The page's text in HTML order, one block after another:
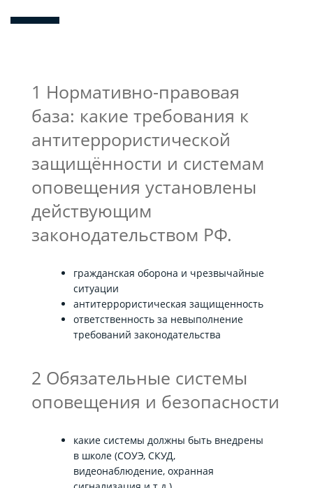
1 Нормативно-правовая
база: какие требования к
антитеррористической
защищённости и системам
оповещения установлены
действующим
законодательством РФ.
гражданская оборона и чрезвычайные
ситуации
антитеррористическая защищенность
ответственность за невыполнение
требований законодательства
2 Обязательные системы
оповещения и безопасности
какие системы должны быть внедрены
в школе (СОУЭ, СКУД,
видеонаблюдение, охранная